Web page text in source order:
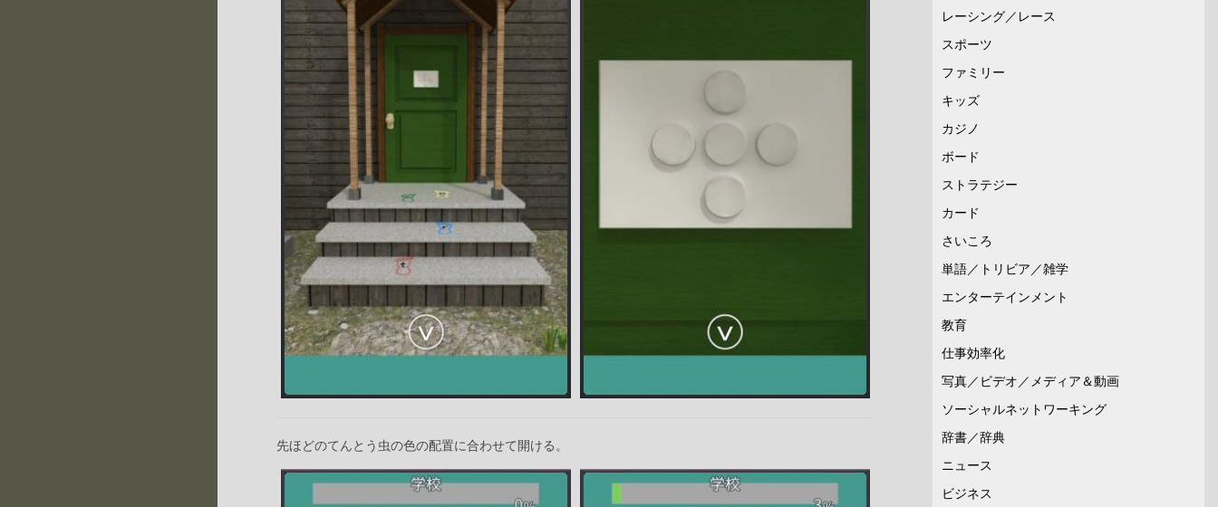
先ほどのてんとう虫の色の配置に合わせて開ける。
レーシング／レース
スポーツ
ファミリー
キッズ
カジノ
ボード
ストラテジー
カード
さいころ
単語／トリビア／雑学
エンターテインメント
教育
仕事効率化
写真／ビデオ／メディア＆動画
ソーシャルネットワーキング
辞書／辞典
ニュース
ビジネス